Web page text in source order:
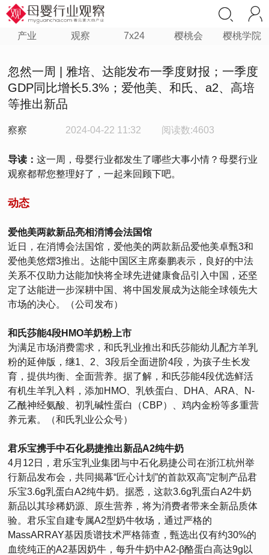
产业 观察 7x24 樱桃会 樱桃学院
忽然一周 | 雅培、达能发布一季度财报；一季度
GDP同比增长5.3%；爱他美、和氏、a2、高培
等推出新品
察察 2024-04-22 11:32 阅读数:4603
导读：这一周，母婴行业都发生了哪些大事小情？母婴行业
观察都帮您整理好了，一起来回顾下吧。
动态
爱他美两款新品亮相消博会法国馆
近日，在消博会法国馆，爱他美的两款新品爱他美卓甄3和
爱他美悠熠3推出。达能中国区主席秦鹏表示，良好的中法
关系不仅助力达能加快将全球先进健康食品引入中国，还坚
定了达能进一步深耕中国、将中国发展成为达能全球领先大
市场的决心。（公司发布）
和氏莎能4段HMO羊奶粉上市
为满足市场消费需求，和氏乳业推出和氏莎能幼儿配方羊乳
粉的延伸版，继1、2、3段后全面进阶4段，为孩子生长发
育，提供均衡、全面营养。据了解，和氏莎能4段优选鲜活
有机生羊乳入料，添加HMO、乳铁蛋白、DHA、ARA、N-
乙酰神经氨酸、初乳碱性蛋白（CBP）、鸡内金粉等多重营
养元素。（和氏乳业公众号）
君乐宝携手中石化易捷推出新品A2纯牛奶
4月12日，君乐宝乳业集团与中石化易捷公司在浙江杭州举
行新品发布会，共同揭幕“匠心计划”的首款双高”定制产品君
乐宝3.6g乳蛋白A2纯牛奶。据悉，这款3.6g乳蛋白A2牛奶
新品以其珍稀奶源、原生营养，将为消费者带来全新品质体
验。君乐宝自建专属A2型奶牛牧场，通过严格的
MassARRAY基因质谱技术严格筛查，甄选出仅有约30%的
血统纯正的A2基因奶牛，每升牛奶中A2-β酪蛋白高达9g以